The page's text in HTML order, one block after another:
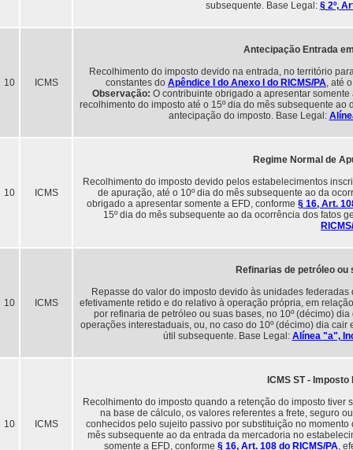
subsequente. Base Legal: § 2º,
10 ICMS
Antecipação Entrada
Recolhimento do imposto devido na entrada, no território
constantes do Apêndice I do Anexo I do RICMS/PA, até
Observação: O contribuinte obrigado a apresentar
recolhimento do imposto até o 15º dia do mês subsequente
antecipação do imposto. Base Legal:
10 ICMS
Regime Normal de
Recolhimento do imposto devido pelos estabelecimentos
de apuração, até o 10º dia do mês subsequente ao da
obrigado a apresentar somente a EFD, conforme § 16, Art.
15º dia do mês subsequente ao da ocorrência dos fatos
10 ICMS
Refinarias de petróleo ou
Repasse do valor do imposto devido às unidades
efetivamente retido e do relativo à operação própria, em
por refinaria de petróleo ou suas bases, no 10º (décimo)
operações interestaduais, ou, no caso do 10º (décimo) dia
útil subsequente. Base Legal: Alínea "a",
10 ICMS
ICMS ST -
Recolhimento do imposto quando a retenção do imposto
na base de cálculo, os valores referentes a frete, seguro
conhecidos pelo sujeito passivo por substituição no
mês subsequente ao da entrada da mercadoria no
somente a EFD, conforme § 16, Art. 108 do RICMS/PA,